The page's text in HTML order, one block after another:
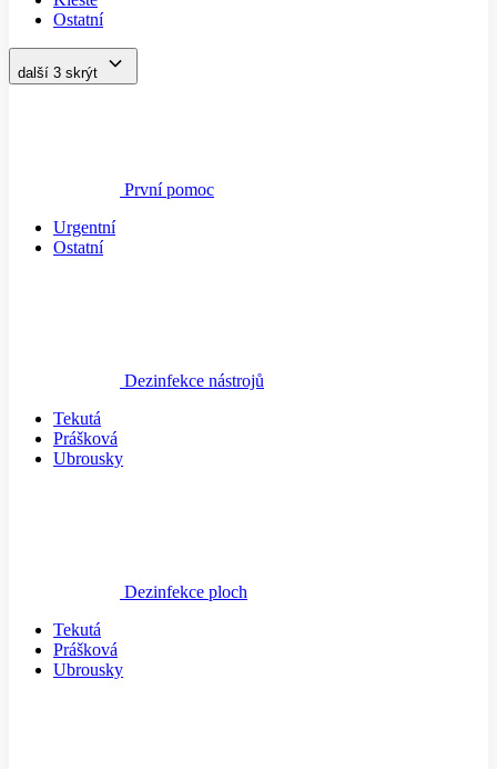
Ostatní
další 3 skrýt
První pomoc
Urgentní
Ostatní
Dezinfekce nástrojů
Tekutá
Prášková
Ubrousky
Dezinfekce ploch
Tekutá
Prášková
Ubrousky